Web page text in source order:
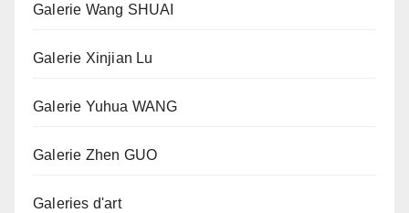
Galerie Wang SHUAI
Galerie Xinjian Lu
Galerie Yuhua WANG
Galerie Zhen GUO
Galeries d'art